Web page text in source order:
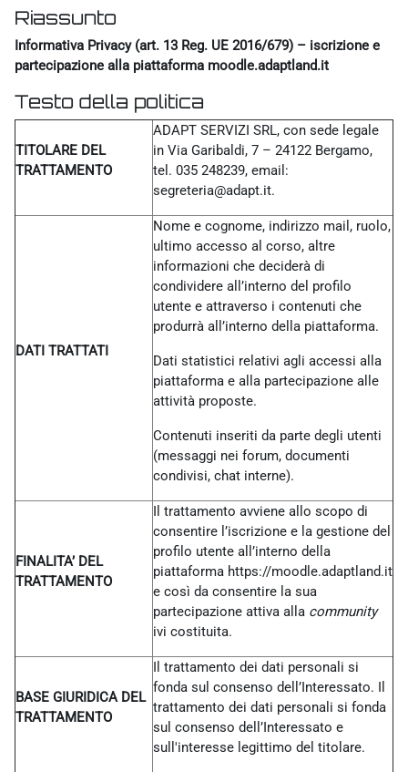
Riassunto
Informativa Privacy (art. 13 Reg. UE 2016/679) – iscrizione e
partecipazione alla piattaforma moodle.adaptland.it
Testo della politica
TITOLARE DEL
TRATTAMENTO
ADAPT SERVIZI SRL, con sede legale
in Via Garibaldi, 7 – 24122 Bergamo,
tel. 035 248239, email:
segreteria@adapt.it.
DATI TRATTATI
Nome e cognome, indirizzo mail, ruolo,
ultimo accesso al corso, altre
informazioni che deciderà di
condividere all’interno del profilo
utente e attraverso i contenuti che
produrrà all’interno della piattaforma.
Dati statistici relativi agli accessi alla
piattaforma e alla partecipazione alle
attività proposte.
Contenuti inseriti da parte degli utenti
(messaggi nei forum, documenti
condivisi, chat interne).
FINALITA’ DEL
TRATTAMENTO
Il trattamento avviene allo scopo di
consentire l’iscrizione e la gestione del
profilo utente all’interno della
piattaforma https://moodle.adaptland.it
e così da consentire la sua
partecipazione attiva alla community
ivi costituita.
BASE GIURIDICA DEL
TRATTAMENTO
Il trattamento dei dati personali si
fonda sul consenso dell’Interessato. Il
trattamento dei dati personali si fonda
sul consenso dell’Interessato e
sull'interesse legittimo del titolare.